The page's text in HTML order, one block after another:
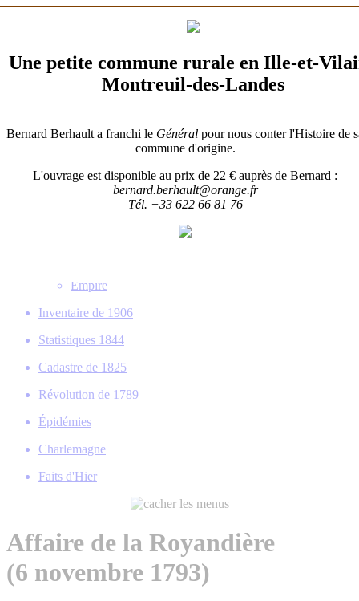
Gens de Billé
Familles
Une Histoire de Billé
Empire
Inventaire de 1906
Statistiques 1844
Cadastre de 1825
Révolution de 1789
Épidémies
Charlemagne
Faits d'Hier
Affaire de la Royandière
(6 novembre 1793)
Une petite commune rurale en Ille-et-
Montreuil-des-Landes
Bernard Berhault a franchi le Général pour nous conter l'Histoire de
commune d'origine.
L'ouvrage est disponible au prix de 22 € auprès de Bernard :
bernard.berhault@orange.fr
Tél. +33 622 66 81 76